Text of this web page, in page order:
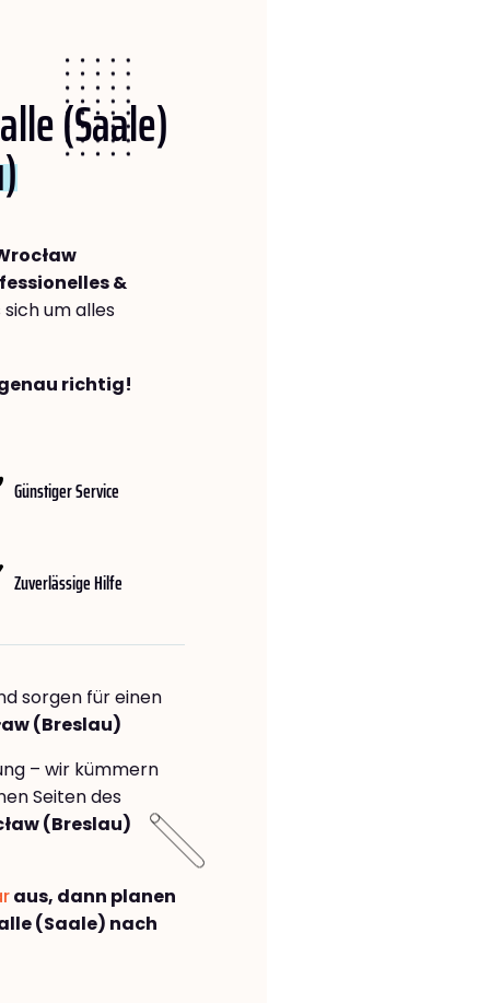
(Saale)
&
sich um alles
richtig!
Günstiger Service
Zuverlässige Hilfe
sorgen für einen
(Breslau)
– wir kümmern
Seiten des
(Breslau)
aus, dann planen
(Saale) nach